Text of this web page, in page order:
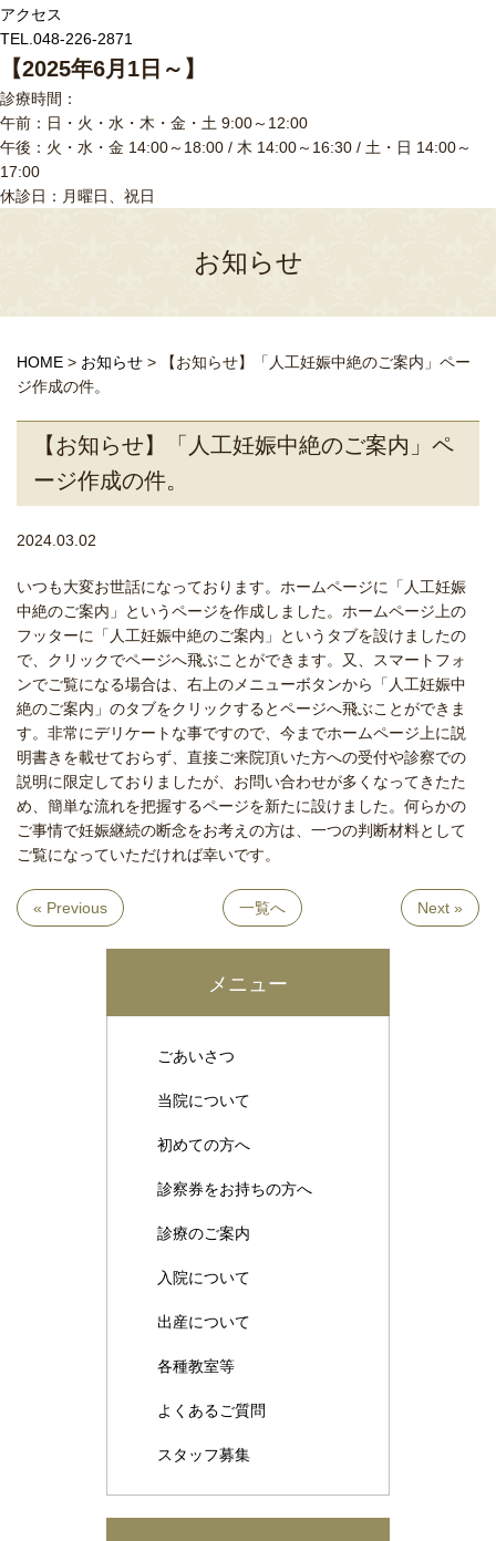
アクセス
TEL.048-226-2871
【2025年6月1日～】
診療時間：
午前：日・火・水・木・金・土 9:00～12:00
午後：火・水・金 14:00～18:00 / 木 14:00～16:30 / 土・日 14:00～
17:00
休診日：月曜日、祝日
お知らせ
HOME > お知らせ >
【お知らせ】「人工妊娠中絶のご案内」ペー
ジ作成の件。
【お知らせ】「人工妊娠中絶のご案内」ペ
ージ作成の件。
2024.03.02
いつも大変お世話になっております。ホームページに「人工妊娠
中絶のご案内」というページを作成しました。ホームページ上の
フッターに「人工妊娠中絶のご案内」というタブを設けましたの
で、クリックでページへ飛ぶことができます。又、スマートフォ
ンでご覧になる場合は、右上のメニューボタンから「人工妊娠中
絶のご案内」のタブをクリックするとページへ飛ぶことができま
す。非常にデリケートな事ですので、今までホームページ上に説
明書きを載せておらず、直接ご来院頂いた方への受付や診察での
説明に限定しておりましたが、お問い合わせが多くなってきたた
め、簡単な流れを把握するページを新たに設けました。何らかの
ご事情で妊娠継続の断念をお考えの方は、一つの判断材料として
ご覧になっていただければ幸いです。
« Previous 一覧へ Next »
メニュー
ごあいさつ
当院について
初めての方へ
診察券をお持ちの方へ
診療のご案内
入院について
出産について
各種教室等
よくあるご質問
スタッフ募集